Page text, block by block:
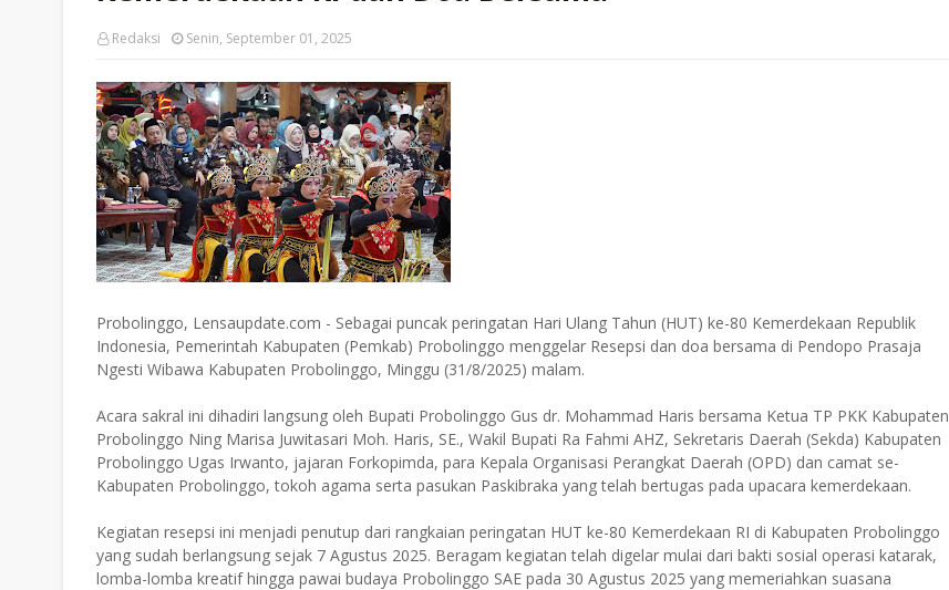
Redaksi Senin, September 01, 2025
Probolinggo, Lensaupdate.com - Sebagai puncak peringatan Hari Ulang Tahun (HUT) ke-80 Kemerdekaan Republik
Indonesia, Pemerintah Kabupaten (Pemkab) Probolinggo menggelar Resepsi dan doa bersama di Pendopo Prasaja
Ngesti Wibawa Kabupaten Probolinggo, Minggu (31/8/2025) malam.
Acara sakral ini dihadiri langsung oleh Bupati Probolinggo Gus dr. Mohammad Haris bersama Ketua TP PKK Kabupaten
Probolinggo Ning Marisa Juwitasari Moh. Haris, SE., Wakil Bupati Ra Fahmi AHZ, Sekretaris Daerah (Sekda) Kabupaten
Probolinggo Ugas Irwanto, jajaran Forkopimda, para Kepala Organisasi Perangkat Daerah (OPD) dan camat se-
Kabupaten Probolinggo, tokoh agama serta pasukan Paskibraka yang telah bertugas pada upacara kemerdekaan.
Kegiatan resepsi ini menjadi penutup dari rangkaian peringatan HUT ke-80 Kemerdekaan RI di Kabupaten Probolinggo
yang sudah berlangsung sejak 7 Agustus 2025. Beragam kegiatan telah digelar mulai dari bakti sosial operasi katarak,
lomba-lomba kreatif hingga pawai budaya Probolinggo SAE pada 30 Agustus 2025 yang memeriahkan suasana